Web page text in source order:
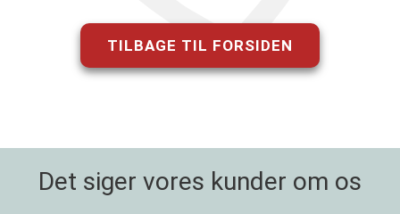
TILBAGE TIL FORSIDEN
Det siger vores kunder om os